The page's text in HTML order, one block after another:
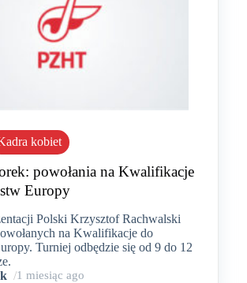
kobiet
powołania na Kwalifikacje
Europy
Polski Krzysztof Rachwalski
na Kwalifikacje do
Turniej odbędzie się od 9 do 12
/1 miesiąc ago